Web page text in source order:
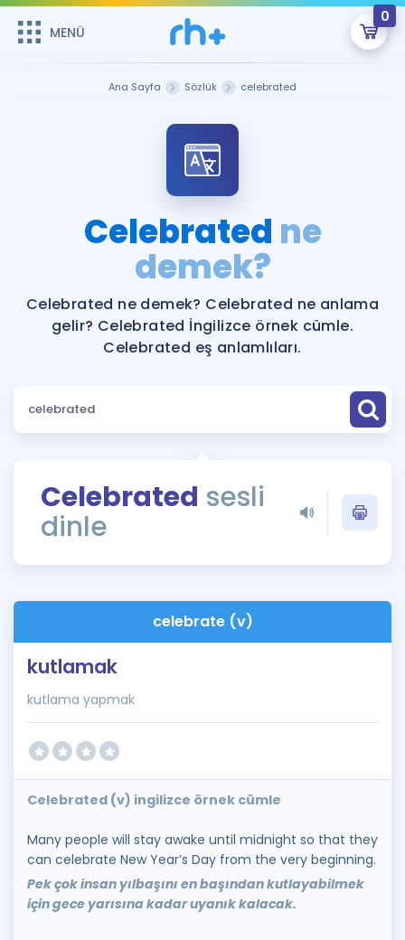
MENÜ
0
Şifremi Hatırlamıyorum
Sepetin Şu An Boş.
Remzi Hoca ile seni sınava hazırlayacak onlarca eğitim seni
bekliyor!
MENÜ
Katılımcı Görüşleri
Faydalı Araçlar
Ücretsiz Kaynaklar
ÖSYM Sınav Takvimi
Kampanyalar
İngilizce Gramer
İngilizce Gramer
Ana Sayfa Sözlük celebrated
Celebrated ne
demek?
Celebrated ne demek? Celebrated ne anlama
gelir? Celebrated İngilizce örnek cümle.
Celebrated eş anlamlıları.
Celebrated sesli
dinle
celebrate (v)
kutlamak
kutlama yapmak
Celebrated (v) ingilizce örnek cümle
Many people will stay awake until midnight so that they
can celebrate New Year’s Day from the very beginning.
Pek çok insan yılbaşını en başından kutlayabilmek
için gece yarısına kadar uyanık kalacak.